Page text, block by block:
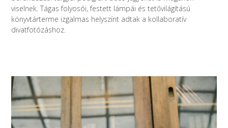
viselnek. Tágas folyosói, festett lámpái és tetővilágítású
könyvtárterme izgalmas helyszínt adtak a kollaboratív
divatfotózáshoz.